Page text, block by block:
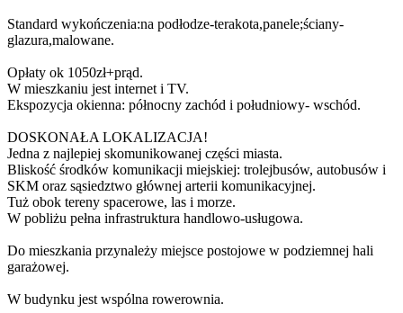
Standard wykończenia:na podłodze-terakota,panele;ściany-
glazura,malowane.
Opłaty ok 1050zł+prąd.
W mieszkaniu jest internet i TV.
Ekspozycja okienna: północny zachód i południowy- wschód.
DOSKONAŁA LOKALIZACJA!
Jedna z najlepiej skomunikowanej części miasta.
Bliskość środków komunikacji miejskiej: trolejbusów, autobusów i
SKM oraz sąsiedztwo głównej arterii komunikacyjnej.
Tuż obok tereny spacerowe, las i morze.
W pobliżu pełna infrastruktura handlowo-usługowa.
Do mieszkania przynależy miejsce postojowe w podziemnej hali
garażowej.
W budynku jest wspólna rowerownia.